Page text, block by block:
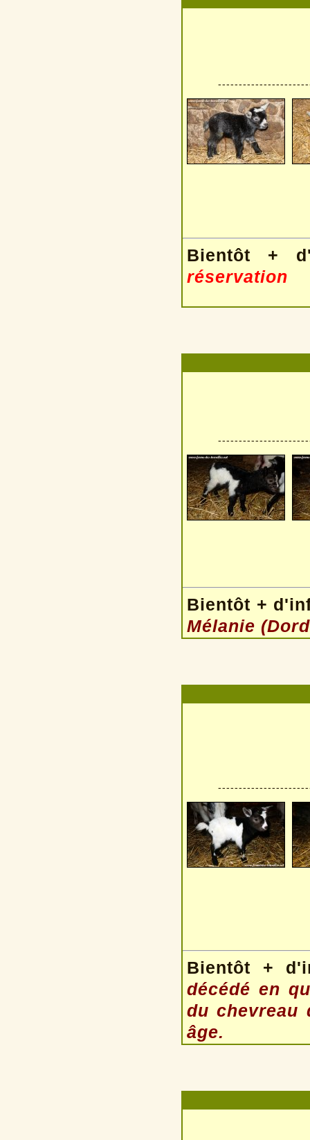
Bientôt +
réservation
Bientôt +
Mélanie
Bientôt +
décédé en
du chevreau
âge.